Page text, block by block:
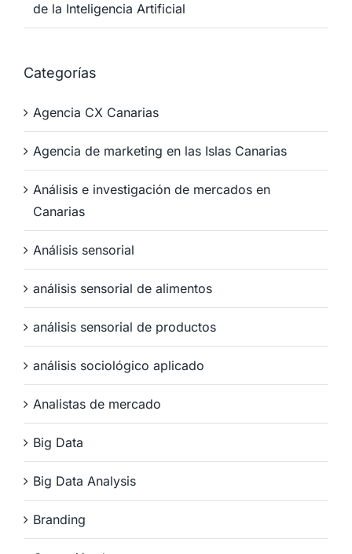
de la Inteligencia Artificial
Categorías
Agencia CX Canarias
Agencia de marketing en las Islas Canarias
Análisis e investigación de mercados en
Canarias
Análisis sensorial
análisis sensorial de alimentos
análisis sensorial de productos
análisis sociológico aplicado
Analistas de mercado
Big Data
Big Data Analysis
Branding